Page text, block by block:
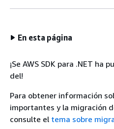
En esta página
¡Se AWS SDK para .NET ha
del!
Para obtener información
importantes y la migración
consulte el tema sobre